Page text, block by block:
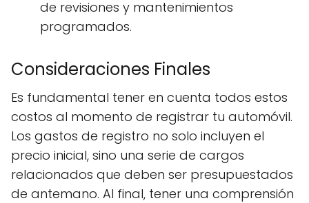
de revisiones y mantenimientos
programados.
Consideraciones Finales
Es fundamental tener en cuenta todos estos
costos al momento de registrar tu automóvil.
Los gastos de registro no solo incluyen el
precio inicial, sino una serie de cargos
relacionados que deben ser presupuestados
de antemano. Al final, tener una comprensión